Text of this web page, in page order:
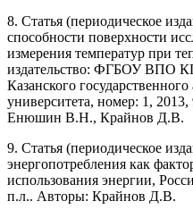
8. Статья (периодическое
способности поверхности
измерения температур при
издательство: ФГБОУ ВПО
Казанского
университета, номер: 1,
Енюшин В.Н., Крайнов Д.В.
9. Статья (периодическое
энергопотребления как
использования энергии,
п.л.. Авторы: Крайнов Д.В.